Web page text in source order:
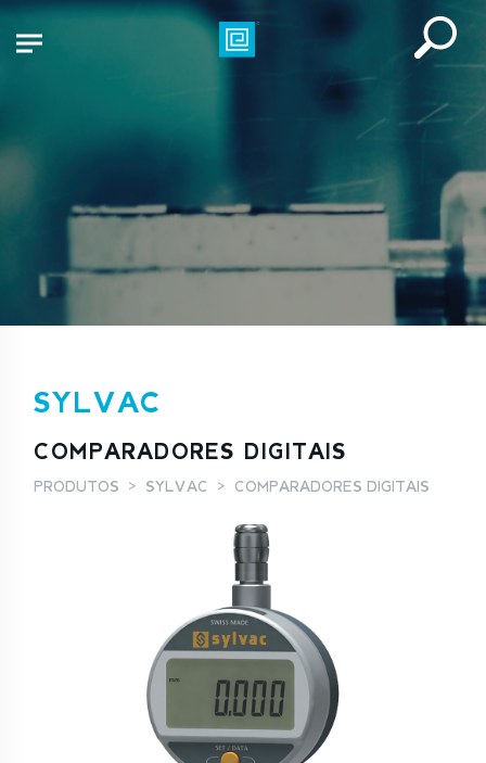
SYLVAC
COMPARADORES DIGITAIS
PRODUTOS SYLVAC COMPARADORES DIGITAIS